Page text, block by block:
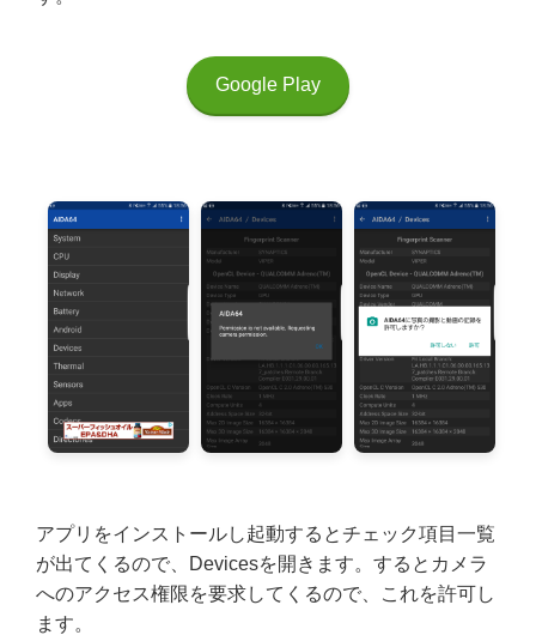
Google Play
アプリをインストールし起動するとチェック項目一覧
が出てくるので、Devicesを開きます。するとカメラ
へのアクセス権限を要求してくるので、これを許可し
ます。